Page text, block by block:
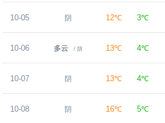
10-05 阴 12℃ 3℃
10-06 多云 / 阴 13℃ 4℃
10-07 阴 13℃ 4℃
10-08 阴 16℃ 5℃